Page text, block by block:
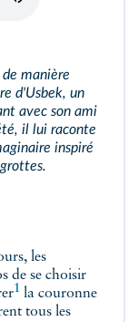
manière
d'Usbek, un
avec son ami
il lui raconte
inspiré
les
de se choisir
1 la couronne
tous les